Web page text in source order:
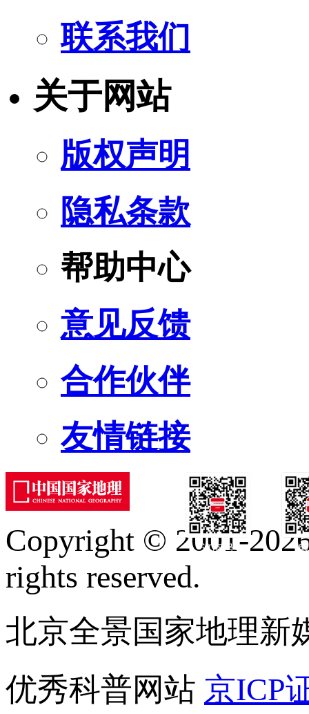
联系我们
关于网站
版权声明
隐私条款
帮助中心
意见反馈
合作伙伴
友情链接
订阅号
Copyright © 2001-
rights reserved.
北京全景国家地理新
优秀科普网站 京ICP